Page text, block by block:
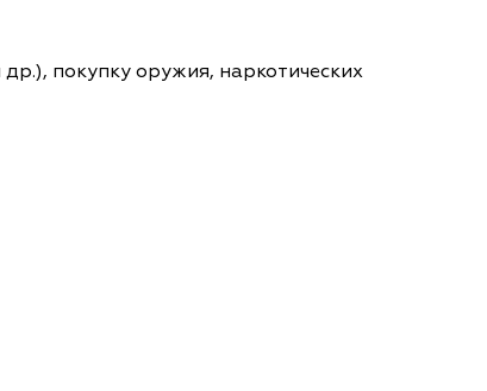
покупку оружия, наркотических